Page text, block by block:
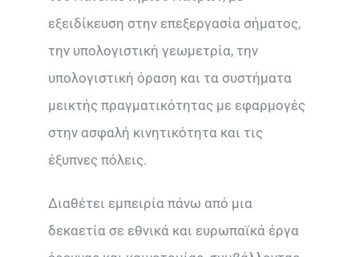
εξειδίκευση στην επεξεργασία σήματος,
την υπολογιστική γεωμετρία, την
υπολογιστική όραση και τα συστήματα
μεικτής πραγματικότητας με εφαρμογές
στην ασφαλή κινητικότητα και τις
έξυπνες πόλεις.
Διαθέτει εμπειρία πάνω από μια
δεκαετία σε εθνικά και ευρωπαϊκά έργα